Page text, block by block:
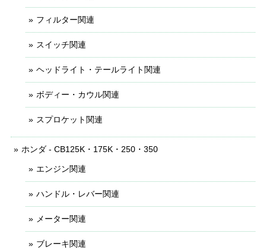
フィルター関連
スイッチ関連
ヘッドライト・テールライト関連
ボディー・カウル関連
スプロケット関連
ホンダ - CB125K・175K・250・350
エンジン関連
ハンドル・レバー関連
メーター関連
ブレーキ関連